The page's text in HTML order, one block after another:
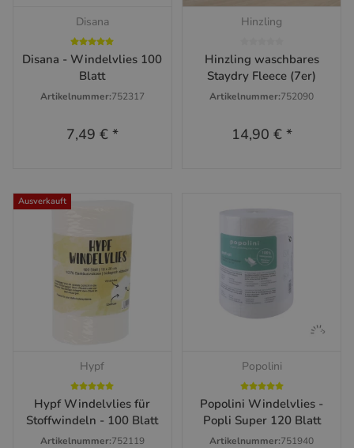
Disana
Disana - Windelvlies 100
Blatt
Artikelnummer:752317
7,49 € *
Hinzling
Hinzling waschbares
Staydry Fleece (7er)
Artikelnummer:752090
14,90 € *
Ausverkauft
Hypf
Hypf Windelvlies für
Stoffwindeln - 100 Blatt
Artikelnummer:752119
Popolini
Popolini Windelvlies -
Popli Super 120 Blatt
Artikelnummer:751940